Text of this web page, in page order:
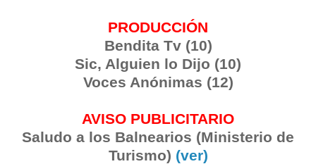
PRODUCCIÓN
Bendita Tv (10)
Sic, Alguien lo Dijo (10)
Voces Anónimas (12)
AVISO PUBLICITARIO
Saludo a los Balnearios (Ministerio de
Turismo) (ver)